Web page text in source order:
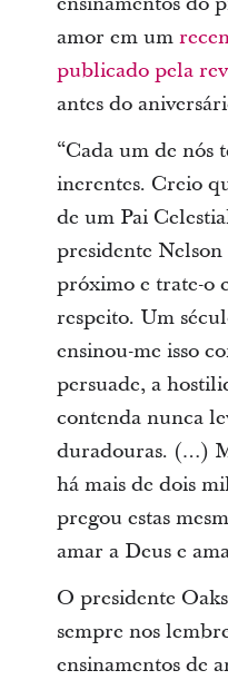
amor em um
publicado pela
antes do
“Cada um de nós
inerentes. Creio
de um Pai
presidente
próximo e trate-o
respeito. Um
ensinou-me isso
persuade, a
contenda nunca
duradouras. (…)
há mais de dois
pregou estas
amar a Deus e
O presidente
sempre nos
ensinamentos de